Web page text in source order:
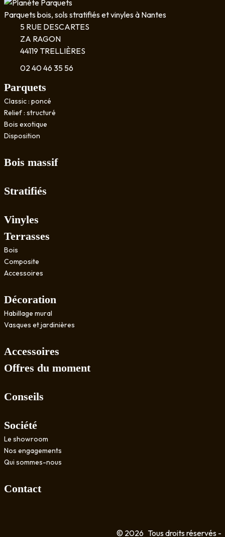
Parquets bois, sols stratifiés et vinyles à Nantes
5 RUE DESCARTES
ZA RAGON
44119 TRELLIÈRES
02 40 46 35 56
Parquets
Classic : poncé
Relief : structuré
Bois exotique
Disposition
Bois massif
Stratifiés
Vinyles
Terrasses
Bois
Composite
Accessoires
Décoration
Habillage mural
Vasques et jardinières
Accessoires
Offres du moment
Conseils
Société
Le showroom
Nos engagements
Qui sommes-nous
Contact
© 2026 Tous droits réservés -